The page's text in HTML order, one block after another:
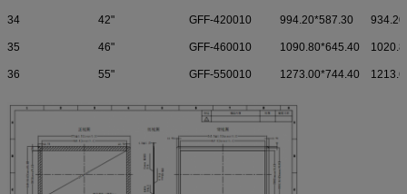
34 42" GFF-420010 994.20*587.30
35 46" GFF-460010 1090.80*645.40
36 55" GFF-550010 1273.00*744.40